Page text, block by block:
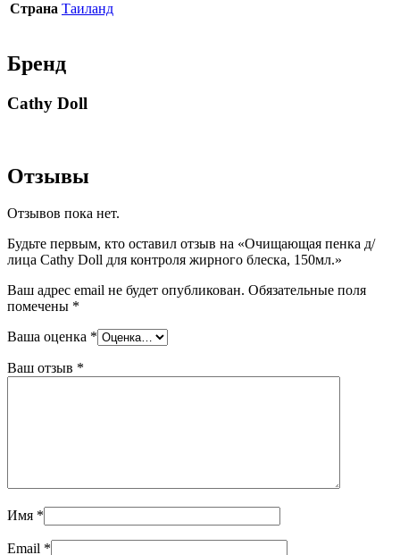
Страна Таиланд
Бренд
Cathy Doll
Отзывы
Отзывов пока нет.
Будьте первым, кто оставил отзыв на «Очищающая пенка д/
лица Cathy Doll для контроля жирного блеска, 150мл.»
Ваш адрес email не будет опубликован. Обязательные поля
помечены *
Ваша оценка *
Ваш отзыв *
Имя *
Email *